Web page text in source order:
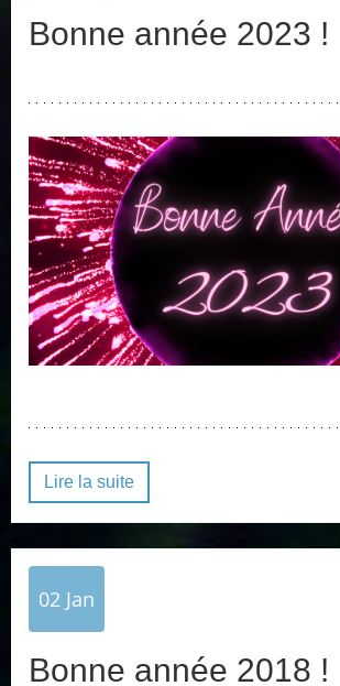
Bonne année 2023 !
Lire la suite
02 Jan
Bonne année 2018 !